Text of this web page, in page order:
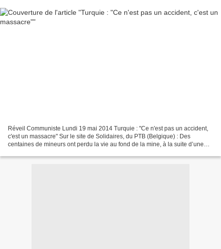
Réveil Communiste Lundi 19 mai 2014 Turquie : "Ce n'est pas un accident,
c'est un massacre" Sur le site de Solidaires, du PTB (Belgique) : Des
centaines de mineurs ont perdu la vie au fond de la mine, à la suite d’une